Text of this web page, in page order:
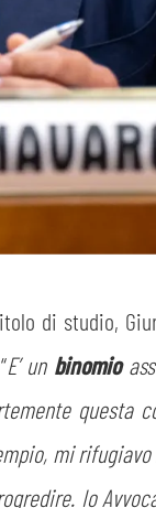
di studio,
E’ un binomio
mi
Io